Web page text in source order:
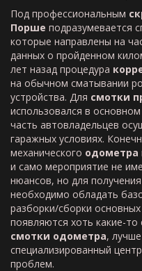
Под профессиональным
Порше подразумевается
которые направлены на
данных о пройденном
лет назад процедура
на обычном сматывании
устройства. Для смотки
использовался в
часть автовладельцев
гаражных условиях.
механического одометра
и само мероприятие не
нюансов, но для
необходимо обладать
разборки/сборки
появляются хоть какие-
смотки одометра,
специализированный
проблем.